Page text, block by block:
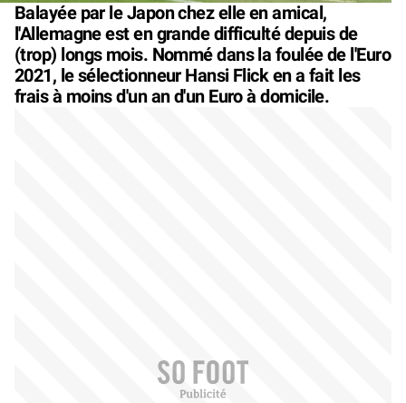
Balayée par le Japon chez elle en amical,
l'Allemagne est en grande difficulté depuis de
(trop) longs mois. Nommé dans la foulée de l'Euro
2021, le sélectionneur Hansi Flick en a fait les
frais à moins d'un an d'un Euro à domicile.